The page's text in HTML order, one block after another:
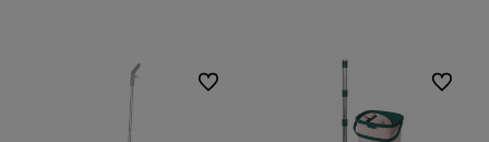
Do ulubionych Do